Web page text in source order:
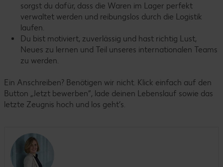
sorgst du dafür, dass die Waren im Lager perfekt
verwaltet werden und reibungslos durch die Logistik
laufen.
Du bist motiviert, zuverlässig und hast richtig Lust,
Neues zu lernen und Teil unseres internationalen Teams
zu werden.
Ein Anschreiben? Benötigen wir nicht. Klick einfach auf den
Button „Jetzt bewerben“, lade deinen Lebenslauf sowie das
letzte Zeugnis hoch und los geht’s.